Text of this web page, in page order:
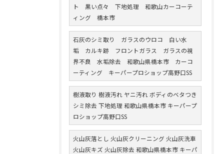
ト 黒い点々 下地処理 和歌山カーコーテ
ィング 橋本市
石灰のシミ取り ガラスのウロコ 白い水
垢 カルキ跡 フロントガラス ガラスの視
界不良 水垢除去 和歌山県橋本市 カーコ
ーティング キーパープロショップ高野口SS
樹液取り 樹液汚れ ヤニ汚れ ボディのベタつき
シミ除去 下地処理 和歌山県橋本市 キーパープ
ロショップ高野口SS
火山灰落とし 火山灰クリーニング 火山灰洗車
火山灰キズ 火山灰除去 和歌山県橋本市 キーパ